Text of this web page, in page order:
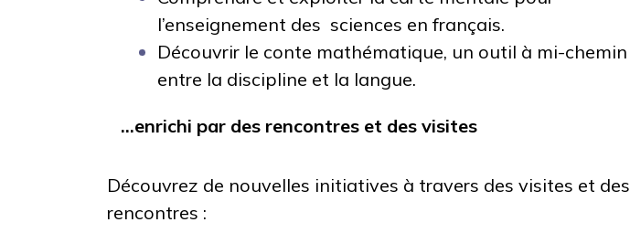
l’enseignement des sciences en français.
Découvrir le conte mathématique, un outil à mi-chemin
entre la discipline et la langue.
...enrichi par des rencontres et des visites
Découvrez de nouvelles initiatives à travers des visites et des
rencontres :